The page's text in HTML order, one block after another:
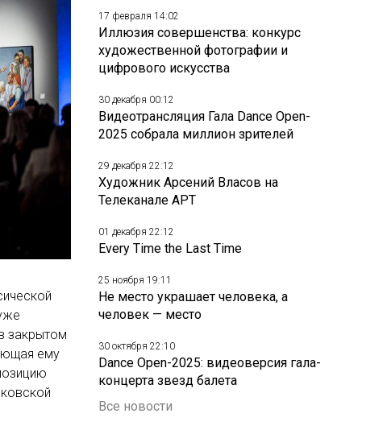
закрытом
ему
17 февраля 14:02
Иллюзия совершенства: конкурс
художественной фотографии и
цифрового искусства
30 декабря 00:12
Видеотрансляция Гала Dance Open-
2025 собрала миллион зрителей
29 декабря 22:12
Художник Арсений Власов на
Телеканале АРТ
01 декабря 22:12
Every Time the Last Time
25 ноября 19:11
Не место украшает человека, а
человек — место
30 октября 22:10
Dance Open-2025: видеоверсия гала-
концерта звезд балета
Все новости